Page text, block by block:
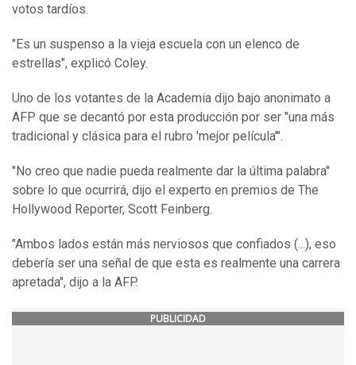
votos tardíos.
"Es un suspenso a la vieja escuela con un elenco de
estrellas", explicó Coley.
Uno de los votantes de la Academia dijo bajo anonimato a
AFP que se decantó por esta producción por ser "una más
tradicional y clásica para el rubro 'mejor película'".
"No creo que nadie pueda realmente dar la última palabra"
sobre lo que ocurrirá, dijo el experto en premios de The
Hollywood Reporter, Scott Feinberg.
"Ambos lados están más nerviosos que confiados (...), eso
debería ser una señal de que esta es realmente una carrera
apretada", dijo a la AFP.
PUBLICIDAD